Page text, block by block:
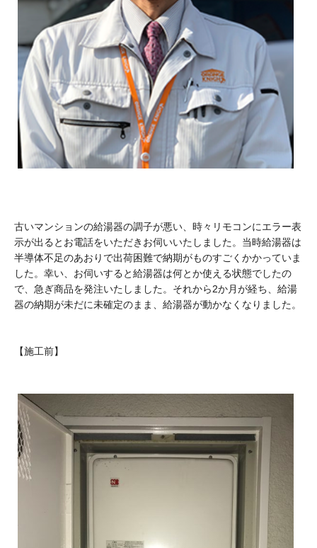
古いマンションの給湯器の調子が悪い、時々リモコンにエラー表
示が出るとお電話をいただきお伺いいたしました。当時給湯器は
半導体不足のあおりで出荷困難で納期がものすごくかかっていま
した。幸い、お伺いすると給湯器は何とか使える状態でしたの
で、急ぎ商品を発注いたしました。それから2か月が経ち、給湯
器の納期が未だに未確定のまま、給湯器が動かなくなりました。
【施工前】